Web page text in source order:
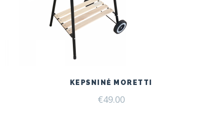
KEPSNINĖ MORETTI
€49.00